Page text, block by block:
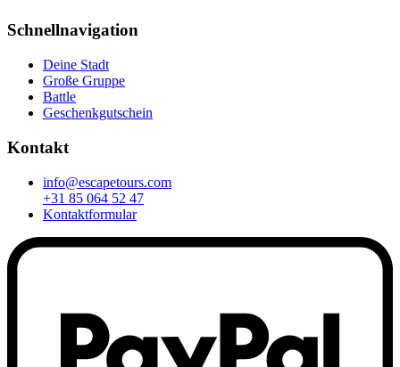
Schnellnavigation
Deine Stadt
Große Gruppe
Battle
Geschenkgutschein
Kontakt
info@escapetours.com
+31 85 064 52 47
Kontaktformular